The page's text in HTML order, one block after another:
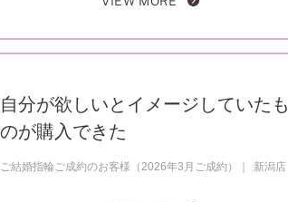
自分が欲しいとイメージしていたも
のが購入できた
ご結婚指輪ご成約のお客様（2026年3月ご成約） 新潟店